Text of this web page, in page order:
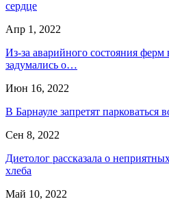
сердце
Апр 1, 2022
Из-за аварийного состояния ферм
задумались о…
Июн 16, 2022
В Барнауле запретят парковаться
Сен 8, 2022
Диетолог рассказала о
хлеба
Май 10, 2022